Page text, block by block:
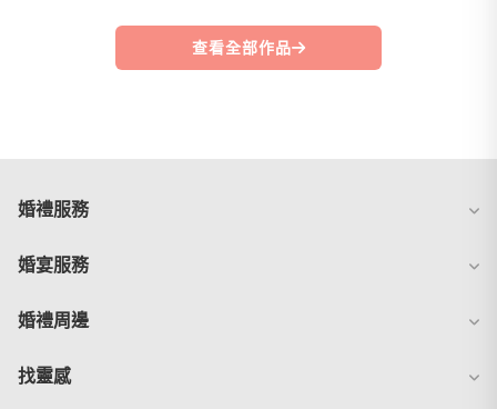
查看全部作品
婚禮服務
婚宴服務
婚禮周邊
找靈感